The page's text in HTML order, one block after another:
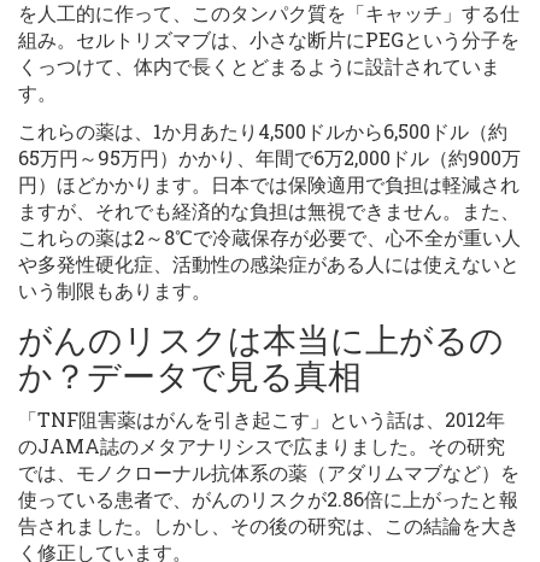
を人工的に作って、このタンパク質を「キャッチ」する仕
組み。セルトリズマブは、小さな断片にPEGという分子を
くっつけて、体内で長くとどまるように設計されていま
す。
これらの薬は、1か月あたり4,500ドルから6,500ドル（約
65万円～95万円）かかり、年間で6万2,000ドル（約900万
円）ほどかかります。日本では保険適用で負担は軽減され
ますが、それでも経済的な負担は無視できません。また、
これらの薬は2～8℃で冷蔵保存が必要で、心不全が重い人
や多発性硬化症、活動性の感染症がある人には使えないと
いう制限もあります。
がんのリスクは本当に上がるの
か？データで見る真相
「TNF阻害薬はがんを引き起こす」という話は、2012年
のJAMA誌のメタアナリシスで広まりました。その研究
では、モノクローナル抗体系の薬（アダリムマブなど）を
使っている患者で、がんのリスクが2.86倍に上がったと報
告されました。しかし、その後の研究は、この結論を大き
く修正しています。